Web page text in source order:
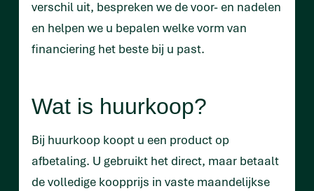
verschil uit, bespreken we de voor- en nadelen
en helpen we u bepalen welke vorm van
financiering het beste bij u past.
Wat is huurkoop?
Bij huurkoop koopt u een product op
afbetaling. U gebruikt het direct, maar betaalt
de volledige koopprijs in vaste maandelijkse